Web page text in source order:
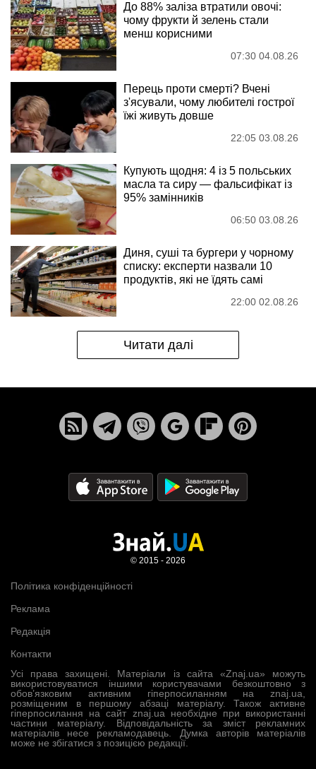
До 88% заліза втратили овочі:
чому фрукти й зелень стали
менш корисними
07:30 04.08.26
Перець проти смерті? Вчені
з'ясували, чому любителі гострої
їжі живуть довше
22:05 03.08.26
Купують щодня: 4 із 5 польських
масла та сиру — фальсифікат із
95% замінників
06:50 03.08.26
Диня, суші та бургери у чорному
списку: експерти назвали 10
продуктів, які не їдять самі
22:00 02.08.26
Читати далі
Усі права захищені. Матеріали із сайта «Znaj.ua» можуть
використовуватися іншими користувачами безкоштовно з
обов’язковим активним гіперпосиланням на znaj.ua,
розміщеним в першому абзаці матеріалу. Також активне
гіперпосилання на сайт znaj.ua необхідне при використанні
частини матеріалу. Відповідальність за зміст рекламних
матеріалів несе рекламодавець. Думка авторів матеріалів
може не збігатися з позицією редакції.
Політика конфіденційності
Реклама
Редакція
Контакти
© 2015 - 2026